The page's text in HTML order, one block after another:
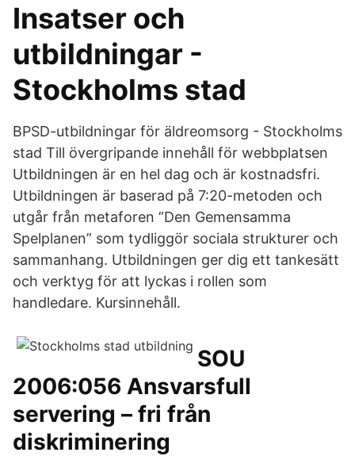
Insatser och
utbildningar -
Stockholms stad
BPSD-utbildningar för äldreomsorg - Stockholms
stad Till övergripande innehåll för webbplatsen
Utbildningen är en hel dag och är kostnadsfri.
Utbildningen är baserad på 7:20-metoden och
utgår från metaforen ”Den Gemensamma
Spelplanen” som tydliggör sociala strukturer och
sammanhang. Utbildningen ger dig ett tankesätt
och verktyg för att lyckas i rollen som
handledare. Kursinnehåll.
SOU
2006:056 Ansvarsfull
servering – fri från
diskriminering